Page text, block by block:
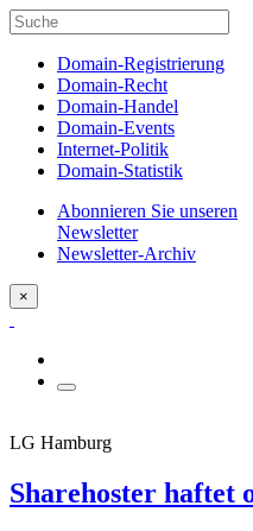
Domain-Registrierung
Domain-Recht
Domain-Handel
Domain-Events
Internet-Politik
Domain-Statistik
Abonnieren Sie unseren
Newsletter
Newsletter-Archiv
×
LG Hamburg
Sharehoster haftet